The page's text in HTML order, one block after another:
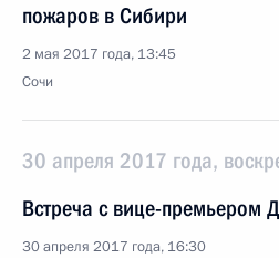
пожаров в Сибири
2 мая 2017 года, 13:45
Сочи
30 апреля 2017 года,
Встреча с вице-премьером
30 апреля 2017 года, 16:30